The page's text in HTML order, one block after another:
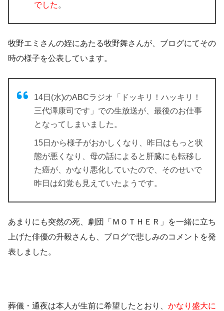
でした 。
牧野エミさんの姪にあたる牧野舞さんが、ブログにてその
時の様子を公表しています。
14日(水)のABCラジオ「ドッキリ！ハッキリ！
三代澤康司です」での生放送が、最後のお仕事
となってしまいました。
15日から様子がおかしくなり、昨日はもっと状
態が悪くなり、母の話によると肝臓にも転移し
た癌が、かなり悪化していたので、そのせいで
昨日は幻覚も見えていたようです。
あまりにも突然の死、劇団「ＭＯＴＨＥＲ」を一緒に立ち
上げた俳優の升毅さんも、ブログで悲しみのコメントを発
表しました。
葬儀・通夜は本人が生前に希望したとおり、 かなり盛大に